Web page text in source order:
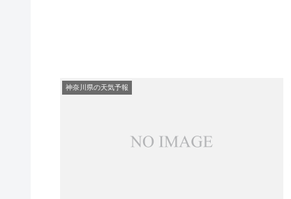
神奈川県の天気予報